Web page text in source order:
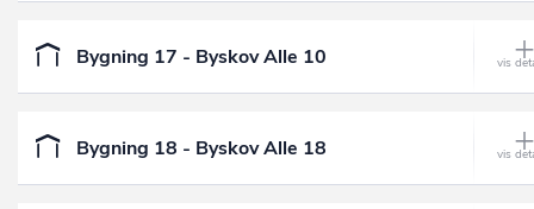
Bygning 17 - Byskov Alle 10
Bygning 18 - Byskov Alle 18